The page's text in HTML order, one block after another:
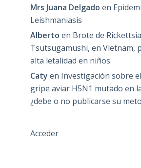
Mrs Juana Delgado en
Leishmaniasis
Alberto en Brote de Rickettsia
Tsutsugamushi, en Vietnam,
alta letalidad en niños.
Caty en Investigación sobre
gripe aviar H5N1 mutado en
¿debe o no publicarse su
Acceder